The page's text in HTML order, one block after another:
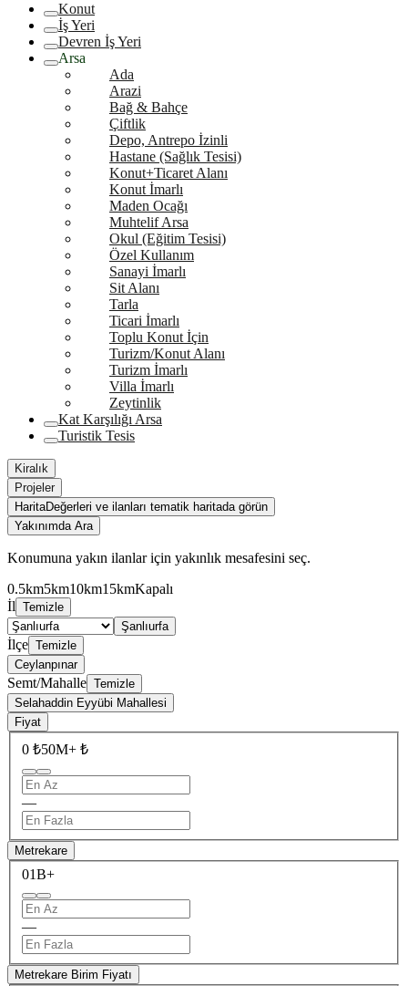
Konut
İş Yeri
Devren İş Yeri
Arsa
Ada
Arazi
Bağ & Bahçe
Çiftlik
Depo, Antrepo İzinli
Hastane (Sağlık Tesisi)
Konut+Ticaret Alanı
Konut İmarlı
Maden Ocağı
Muhtelif Arsa
Okul (Eğitim Tesisi)
Özel Kullanım
Sanayi İmarlı
Sit Alanı
Tarla
Ticari İmarlı
Toplu Konut İçin
Turizm/Konut Alanı
Turizm İmarlı
Villa İmarlı
Zeytinlik
Kat Karşılığı Arsa
Turistik Tesis
Kiralık
Projeler
HaritaDeğerleri ve ilanları tematik haritada görün
Yakınımda Ara
Konumuna yakın ilanlar için yakınlık mesafesini seç.
0.5km5km10km15kmKapalı
İl Temizle
Şanlıurfa
İlçe Temizle
Ceylanpınar
Semt/Mahalle Temizle
Selahaddin Eyyübi Mahallesi
Fiyat
0 ₺50M+ ₺
—
Metrekare
01B+
—
Metrekare Birim Fiyatı